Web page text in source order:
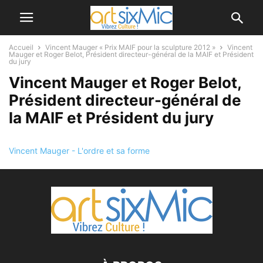
Accueil Vincent Mauger « Prix MAIF pour la sculpture 2012 »
Vincent
Mauger et Roger Belot, Président directeur-général de la MAIF et Président
du jury
Vincent Mauger et Roger Belot,
Président directeur-général de
la MAIF et Président du jury
Vincent Mauger - L'ordre et sa forme